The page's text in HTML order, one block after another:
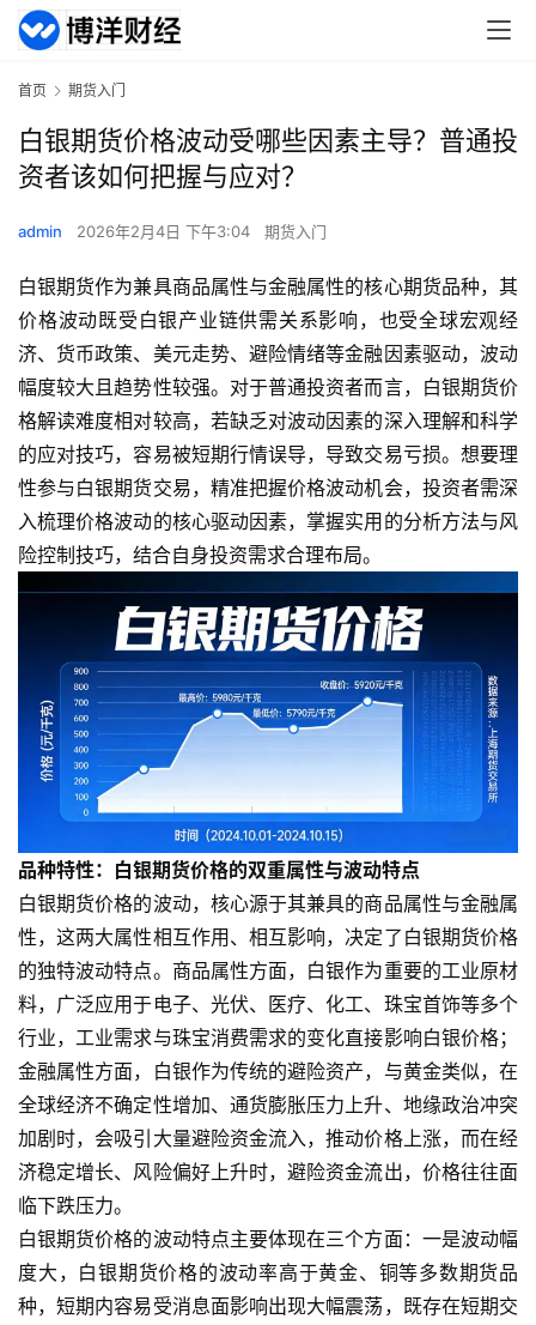
首页 期货入门
白银期货价格波动受哪些因素主导？普通投
资者该如何把握与应对？
admin 2026年2月4日 下午3:04 期货入门
白银期货作为兼具商品属性与金融属性的核心期货品种，其
价格波动既受白银产业链供需关系影响，也受全球宏观经
济、货币政策、美元走势、避险情绪等金融因素驱动，波动
幅度较大且趋势性较强。对于普通投资者而言，白银期货价
格解读难度相对较高，若缺乏对波动因素的深入理解和科学
的应对技巧，容易被短期行情误导，导致交易亏损。想要理
性参与白银期货交易，精准把握价格波动机会，投资者需深
入梳理价格波动的核心驱动因素，掌握实用的分析方法与风
险控制技巧，结合自身投资需求合理布局。
品种特性：白银期货价格的双重属性与波动特点
白银期货价格的波动，核心源于其兼具的商品属性与金融属
性，这两大属性相互作用、相互影响，决定了白银期货价格
的独特波动特点。商品属性方面，白银作为重要的工业原材
料，广泛应用于电子、光伏、医疗、化工、珠宝首饰等多个
行业，工业需求与珠宝消费需求的变化直接影响白银价格；
金融属性方面，白银作为传统的避险资产，与黄金类似，在
全球经济不确定性增加、通货膨胀压力上升、地缘政治冲突
加剧时，会吸引大量避险资金流入，推动价格上涨，而在经
济稳定增长、风险偏好上升时，避险资金流出，价格往往面
临下跌压力。
白银期货价格的波动特点主要体现在三个方面：一是波动幅
度大，白银期货价格的波动率高于黄金、铜等多数期货品
种，短期内容易受消息面影响出现大幅震荡，既存在短期交